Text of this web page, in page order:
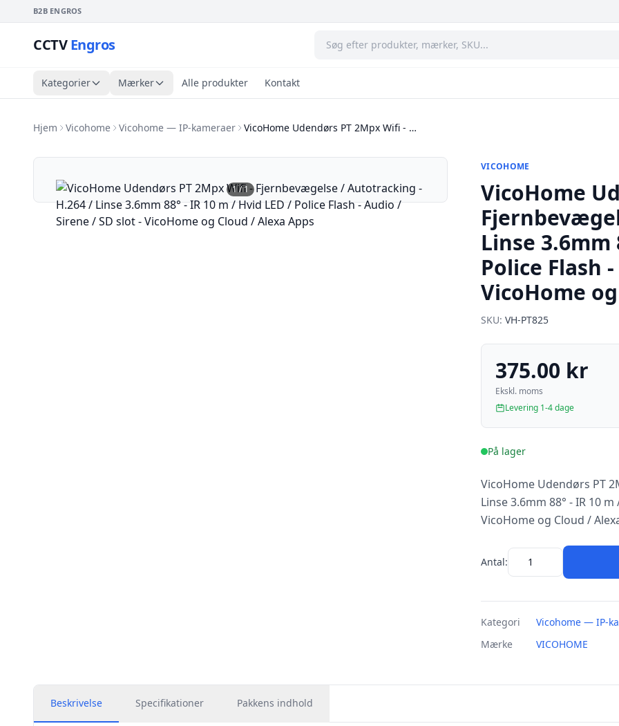
B2B ENGROS
CCTVEngros
Kategorier Mærker Alle produkter Kontakt
Hjem Vicohome Vicohome — IP-kameraer VicoHome Udendørs PT 2Mpx Wifi - …
1/1
VICOHOME
VicoHome
Linse 3.6mm
Police Flash
VicoHome
SKU: VH-PT825
375.00 kr
Ekskl. moms
Levering 1-4 dage
På lager
VicoHome Udendørs PT
Linse 3.6mm 88° - IR 10
VicoHome og Cloud /
Antal:
Kategori
Vicohome — IP-
Mærke
VICOHOME
Beskrivelse Specifikationer Pakkens indhold